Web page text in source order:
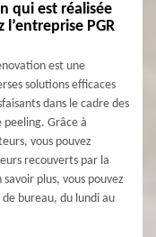
qui est réalisée
PGR
est une
solutions efficaces
dans le cadre des
Grâce à
vous pouvez
recouverts par la
plus, vous pouvez
bureau, du lundi au